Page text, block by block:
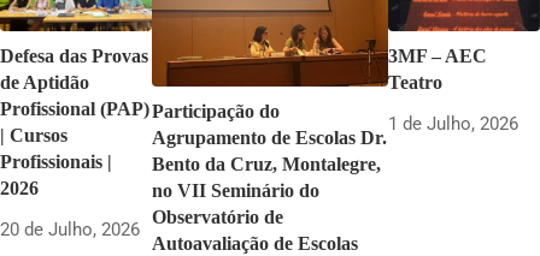
Defesa das Provas
de Aptidão
Profissional (PAP)
| Cursos
Profissionais |
2026
20 de Julho, 2026
Participação do
Agrupamento de Escolas Dr.
Bento da Cruz, Montalegre,
no VII Seminário do
Observatório de
Autoavaliação de Escolas
3MF – AEC
Teatro
1 de Julho, 2026